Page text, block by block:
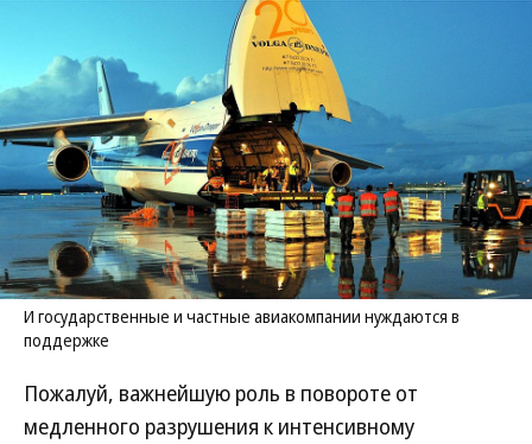
И государственные и частные авиакомпании нуждаются в
поддержке
Пожалуй, важнейшую роль в повороте от
медленного разрушения к интенсивному